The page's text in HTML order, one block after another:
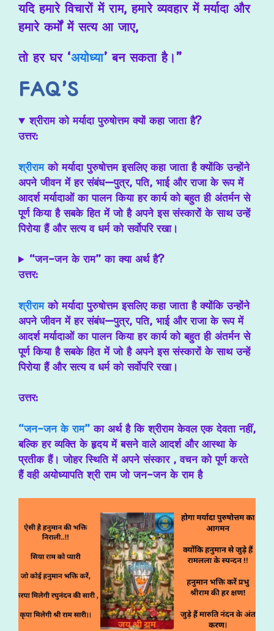
यदि हमारे विचारों में राम, हमारे व्यवहार में मर्यादा और
हमारे कर्मों में सत्य आ जाए,
तो हर घर ‘अयोध्या’ बन सकता है।”
FAQ’S
श्रीराम को मर्यादा पुरुषोत्तम क्यों कहा जाता है?
उत्तर:
श्रीरामको मर्यादा पुरुषोत्तम इसलिए कहा जाता है क्योंकि उन्होंने
अपने जीवन में हर संबंध—पुत्र, पति, भाई और राजा के रूप में
आदर्श मर्यादाओं का पालन किया हर कार्य को बहुत ही अंतर्मन से
पूर्ण किया है सबके हित में जो है अपने इस संस्कारों के साथ उन्हें
पिरोया हैं और सत्य व धर्म को सर्वोपरि रखा।
“जन-जन के राम” का क्या अर्थ है?
उत्तर:
श्रीरामको मर्यादा पुरुषोत्तम इसलिए कहा जाता है क्योंकि उन्होंने
अपने जीवन में हर संबंध—पुत्र, पति, भाई और राजा के रूप में
आदर्श मर्यादाओं का पालन किया हर कार्य को बहुत ही अंतर्मन से
पूर्ण किया है सबके हित में जो है अपने इस संस्कारों के साथ उन्हें
पिरोया हैं और सत्य व धर्म को सर्वोपरि रखा।
उत्तर:
“जन-जन के राम” का अर्थ है कि श्रीराम केवल एक देवता नहीं,
बल्कि हर व्यक्ति के हृदय में बसने वाले आदर्श और आस्था के
प्रतीक हैं। जोहर स्थिति में अपनेसंस्कार , वचन को पूर्ण करते
हैं वही अयोध्यापति श्री राम जो जन-जन के राम है